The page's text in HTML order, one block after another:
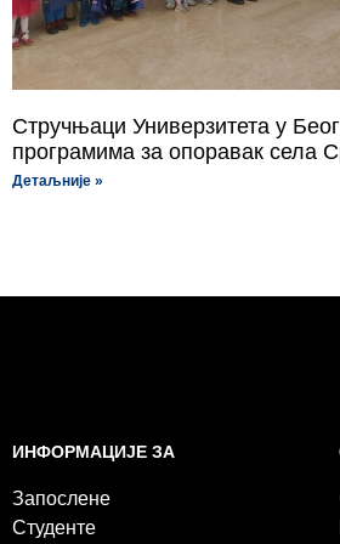
Стручњаци Универзитета у
програмима за опоравак села
Детаљније »
ИНФОРМАЦИЈЕ ЗА
Запослене
Студенте